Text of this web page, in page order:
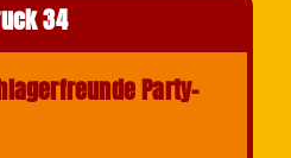
34
Party-